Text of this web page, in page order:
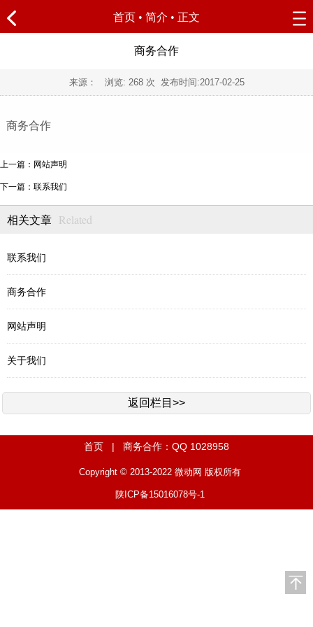
首页 • 简介 • 正文
商务合作
来源： 浏览: 268 次 发布时间:2017-02-25
商务合作
上一篇：网站声明
下一篇：联系我们
相关文章 Related
联系我们
商务合作
网站声明
关于我们
返回栏目>>
首页 | 商务合作：QQ 1028958
Copyright © 2013-2022 微动网 版权所有
陕ICP备15016078号-1